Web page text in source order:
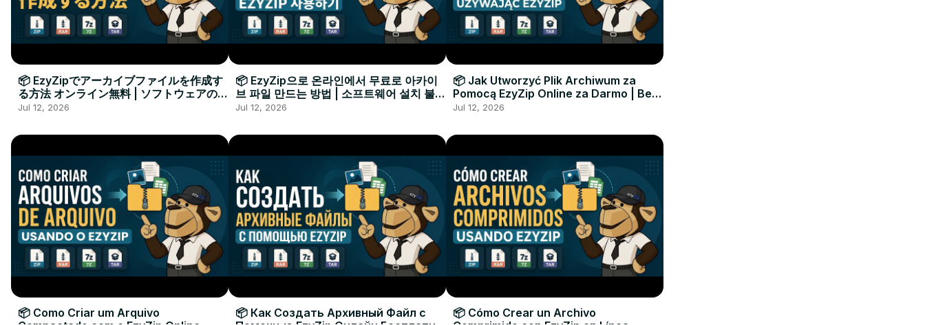
📦 EzyZipでアーカイブファイルを作成す
る方法 オンライン無料 | ソフトウェアのイ
ンストール不要
Jul 12, 2026
📦 EzyZip으로 온라인에서 무료로 아카이
브 파일 만드는 방법 | 소프트웨어 설치 불필
요
Jul 12, 2026
📦 Jak Utworzyć Plik Archiwum za
Pomocą EzyZip Online za Darmo | Bez
Instalacji Oprogramowania
Jul 12, 2026
📦 Como Criar um Arquivo
📦 Как Создать Архивный Файл с
📦 Cómo Crear un Archivo